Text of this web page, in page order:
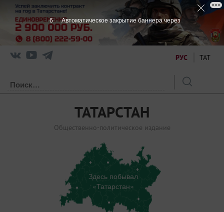
РУС ТАТ
ТАТАРСТАН
Общественно-политическое издание
Здесь побывал
«Татарстан»
5 Автоматическое закрытие баннера через